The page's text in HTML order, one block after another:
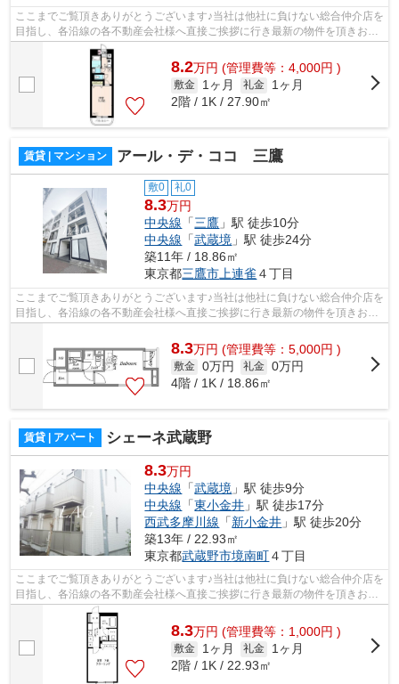
ここまでご覧頂きありがとうございます♪当社は他社に負けない総合仲介店を
目指し、各沿線の各不動産会社様へ直接ご挨拶に行き最新の物件を頂きお客
様へ提供しております！最新の情報は...
8.2万円 (管理費等：4,000円 )
敷金 1ヶ月 礼金
1ヶ月
2階 / 1K / 27.90㎡
賃貸 | マンション アール・デ・ココ 三鷹
敷0 礼0
8.3万円
中央線 「三鷹 」駅 徒歩10分
中央線 「武蔵境 」駅 徒歩24分
築11年 / 18.86㎡
東京都三鷹市 上連雀 ４丁目
ここまでご覧頂きありがとうございます♪当社は他社に負けない総合仲介店を
目指し、各沿線の各不動産会社様へ直接ご挨拶に行き最新の物件を頂きお客
様へ提供しております！最新の情報は...
8.3万円 (管理費等：5,000円 )
敷金 0万円 礼金 0万円
4階 / 1K / 18.86㎡
賃貸 | アパート シェーネ武蔵野
8.3万円
中央線 「武蔵境 」駅 徒歩9分
中央線 「東小金井 」駅 徒歩17分
西武多摩川線 「新小金井 」駅 徒歩20分
築13年 / 22.93㎡
東京都武蔵野市境南町４丁目
ここまでご覧頂きありがとうございます♪当社は他社に負けない総合仲介店を
目指し、各沿線の各不動産会社様へ直接ご挨拶に行き最新の物件を頂きお客
様へ提供しております！最新の情報は...
8.3万円 (管理費等：1,000円 )
敷金 1ヶ月 礼金
1ヶ月
2階 / 1K / 22.93㎡